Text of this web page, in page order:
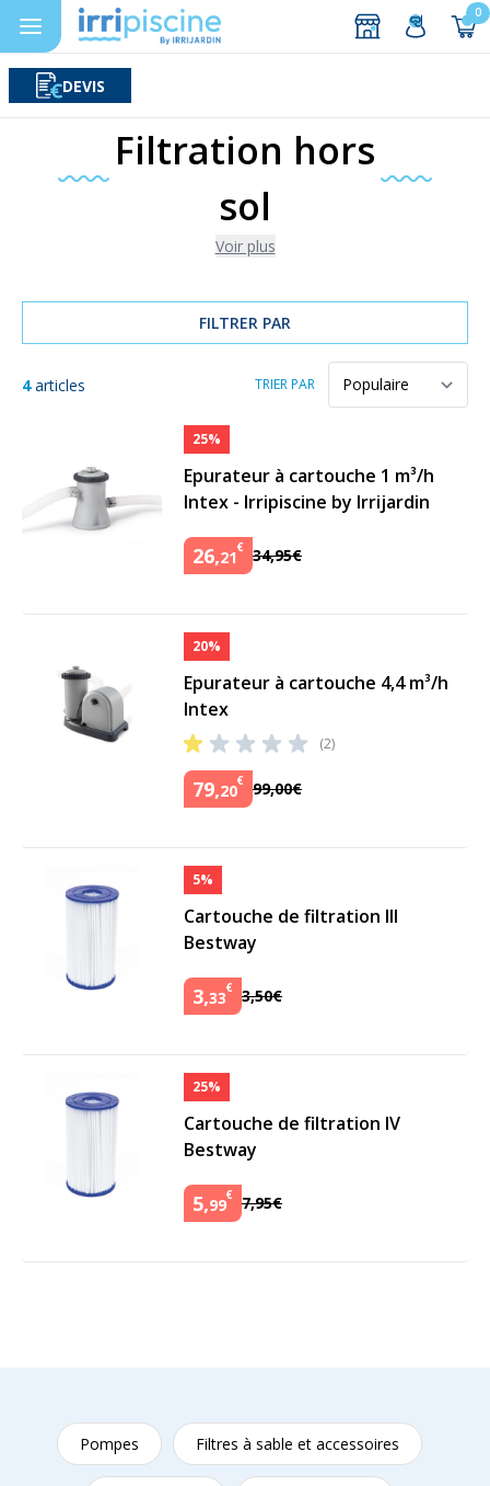
0
DEVIS
Filtration hors
sol
Voir plus
FILTRER PAR
TRIER PAR
4articles
25%
Epurateur à cartouche 1 m³/h
Intex - Irripiscine by Irrijardin
26,21€ 34,95€
20%
Epurateur à cartouche 4,4 m³/h
Intex
(2)
79,20€ 99,00€
5%
Cartouche de filtration III
Bestway
3,33€ 3,50€
25%
Cartouche de filtration IV
Bestway
5,99€ 7,95€
Pompes Filtres à sable et accessoires